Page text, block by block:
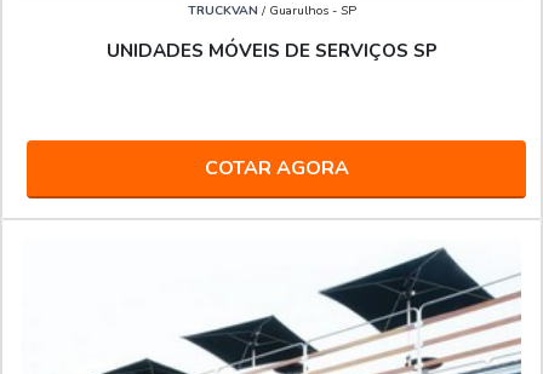
TRUCKVAN / Guarulhos - SP
UNIDADES MÓVEIS DE SERVIÇOS SP
COTAR AGORA